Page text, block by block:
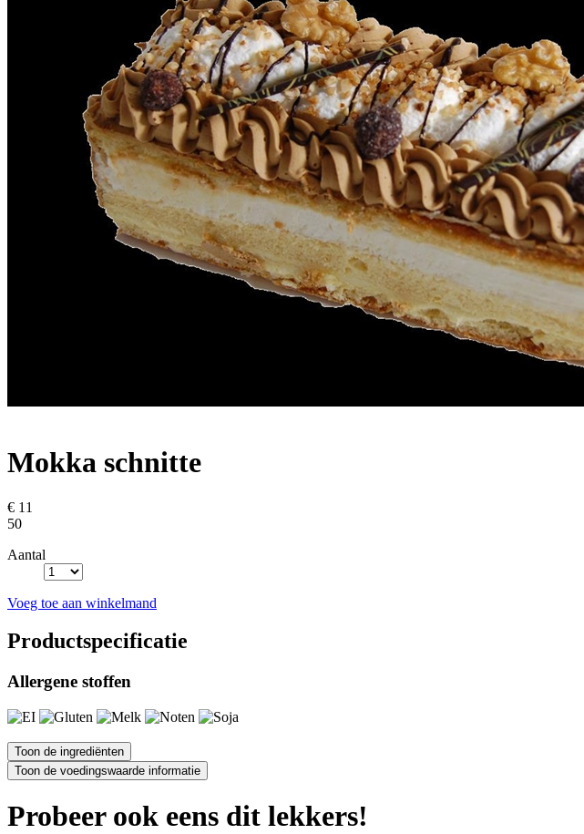
Mokka schnitte
€ 11
50
Aantal
Voeg toe aan winkelmand
Productspecificatie
Allergene stoffen
Probeer ook eens dit lekkers!